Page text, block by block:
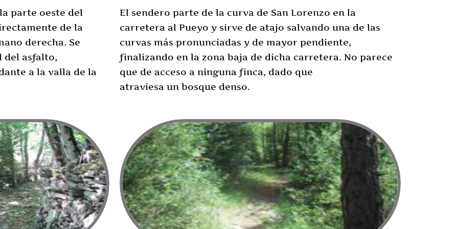
parte oeste del
de la
derecha. Se
del asfalto,
a la valla de la
El sendero parte de la curva de San Lorenzo en la
carretera al Pueyo y sirve de atajo salvando una de las
curvas más pronunciadas y de mayor pendiente,
finalizando en la zona baja de dicha carretera. No parece
que de acceso a ninguna finca, dado que
atraviesa un bosque denso.